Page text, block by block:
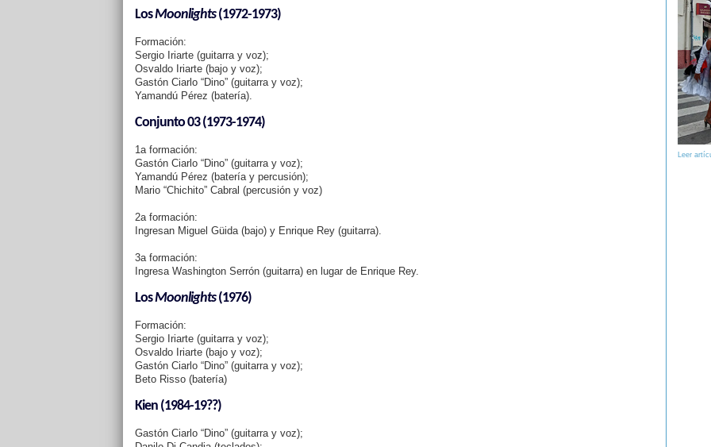
LosMoonlights(1972-1973)
Formación:
Sergio Iriarte (guitarra y voz);
Osvaldo Iriarte (bajo y voz);
Gastón Ciarlo “Dino” (guitarra y voz);
Yamandú Pérez (batería).
Conjunto 03 (1973-1974)
1a formación:
Gastón Ciarlo “Dino” (guitarra y voz);
Yamandú Pérez (batería y percusión);
Mario “Chichito” Cabral (percusión y voz)
2a formación:
Ingresan Miguel Güida (bajo) y Enrique Rey (guitarra).
3a formación:
Ingresa Washington Serrón (guitarra) en lugar de Enrique Rey.
LosMoonlights(1976)
Formación:
Sergio Iriarte (guitarra y voz);
Osvaldo Iriarte (bajo y voz);
Gastón Ciarlo “Dino” (guitarra y voz);
Beto Risso (batería)
Kien (1984-19??)
Gastón Ciarlo “Dino” (guitarra y voz);
Leer